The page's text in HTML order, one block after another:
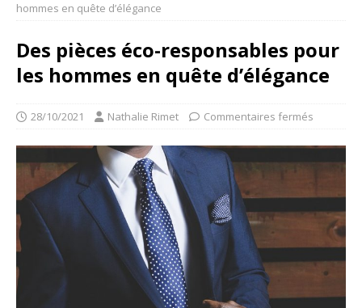
hommes en quête d’élégance
Des pièces éco-responsables pour
les hommes en quête d’élégance
28/10/2021 Nathalie Rimet Commentaires fermés